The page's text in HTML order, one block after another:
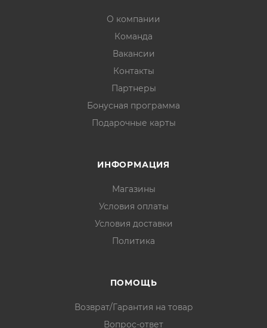
О компании
Команда
Вакансии
Контакты
Партнеры
Бонусная программа
Подарочные карты
ИНФОРМАЦИЯ
Магазины
Условия оплаты
Условия доставки
Политика
ПОМОЩЬ
Возврат/Гарантия на товар
Вопрос-ответ